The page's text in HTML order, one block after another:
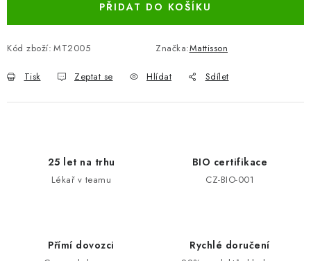
PŘIDAT DO KOŠÍKU
Kód zboží: MT2005 Značka:Mattisson
Tisk Zeptat se Hlídat Sdílet
25 let na trhu
Lékař v teamu
BIO certifikace
CZ-BIO-001
Přímí dovozci Rychlé doručení